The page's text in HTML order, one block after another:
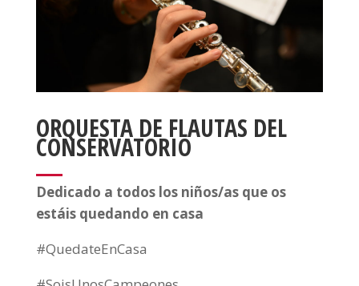
ORQUESTA DE FLAUTAS DEL
CONSERVATORIO
Dedicado a todos los niños/as que os
estáis quedando en casa
#QuedateEnCasa